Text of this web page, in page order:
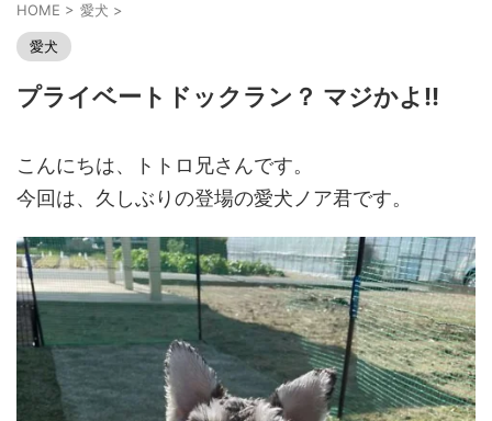
HOME > 愛犬 >
愛犬
プライベートドックラン？ マジかよ!!
こんにちは、トトロ兄さんです。
今回は、久しぶりの登場の愛犬ノア君です。